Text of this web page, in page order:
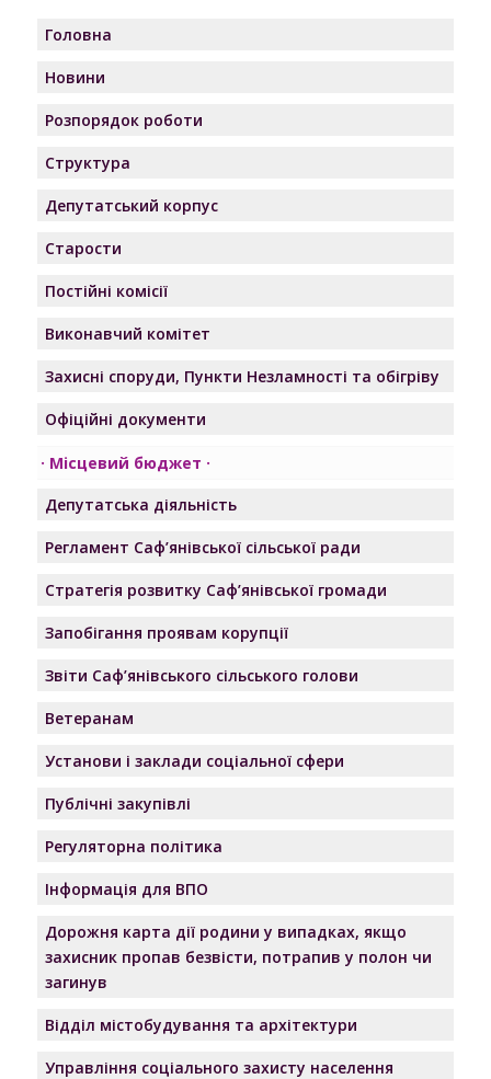
Головна
Новини
Розпорядок роботи
Структура
Депутатський корпус
Старости
Постійні комісії
Виконавчий комітет
Захисні споруди, Пункти Незламності та обігріву
Офіційні документи
Місцевий бюджет
Депутатська діяльність
Регламент Саф’янівської сільської ради
Стратегія розвитку Саф’янівської громади
Запобігання проявам корупції
Звіти Саф’янівського сільського голови
Ветеранам
Установи і заклади соціальної сфери
Публічні закупівлі
Регуляторна політика
Інформація для ВПО
Дорожня карта дії родини у випадках, якщо
захисник пропав безвісти, потрапив у полон чи
загинув
Відділ містобудування та архітектури
Управління соціального захисту населення